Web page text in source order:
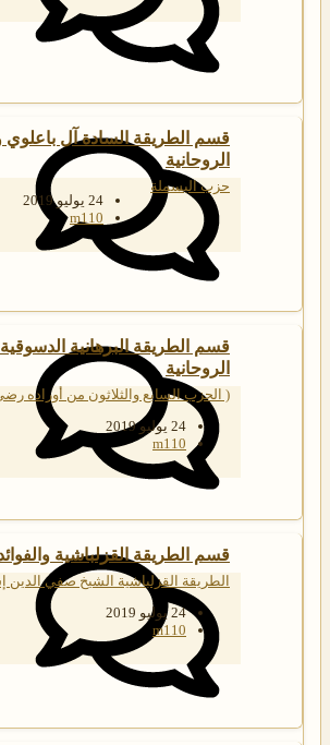
قسم الطريقة السادة آل باعلوي
الروحانية
حزب البسملة
24 يوليو 2019
m110
قسم الطريقة البرهانية الدسوقية
الروحانية
( الحزب السابع والثلاثون من أوراده
24 يوليو 2019
m110
قسم الطريقة القزلباشية
الطريقة القزلباشية الشيخ صفي الدين
24 يوليو 2019
m110